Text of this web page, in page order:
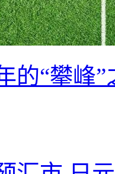
的“攀峰